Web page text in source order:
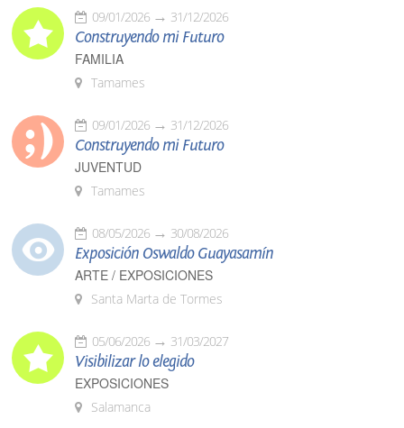
09/01/2026 31/12/2026
Construyendo mi Futuro
FAMILIA
Tamames
09/01/2026 31/12/2026
Construyendo mi Futuro
JUVENTUD
Tamames
08/05/2026 30/08/2026
Exposición Oswaldo Guayasamín
ARTE / EXPOSICIONES
Santa Marta de Tormes
05/06/2026 31/03/2027
Visibilizar lo elegido
EXPOSICIONES
Salamanca